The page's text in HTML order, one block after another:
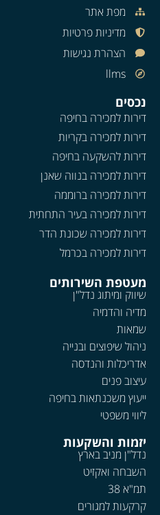
מפת אתר
מדיניות פרטיות
הצהרת נגישות
llms
נכסים
דירות למכירה בחיפה
דירות למכירה בקריות
דירות להשקעה בחיפה
דירות למכירה בנווה שאנן
דירות למכירה ברוממה
דירות למכירה בעיר התחתית
דירות למכירה שכונת הדר
דירות למכירה בכרמל
מעטפת השירותים
שיווק ומיתוג נדל"ן
מדיה והדמיה
שמאות
ניהול שיפוצים ובנייה
אדריכלות והנדסה
עיצוב פנים
ייעוץ משכנתאות בחיפה
ליווי משפטי
יזמות והשקעות
נדל"ן מניב בארץ
השבחה ואקזיט
תמ"א 38
קרקעות למגורים